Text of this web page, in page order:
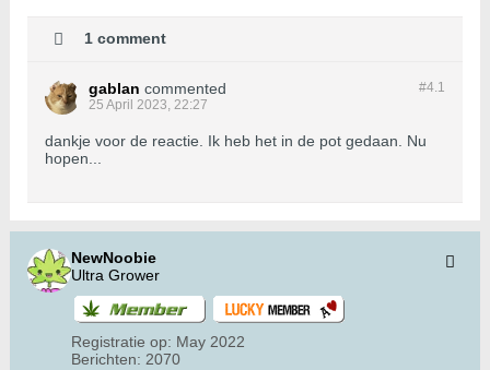
1 comment
#4.1
gablan commented
25 April 2023, 22:27
dankje voor de reactie. Ik heb het in de pot gedaan. Nu
hopen...
NewNoobie
Ultra Grower
Registratie op: May 2022
Berichten: 2070